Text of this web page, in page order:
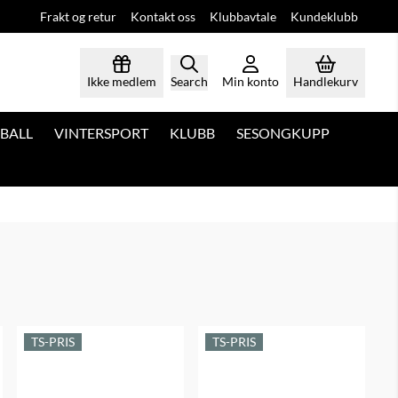
Frakt og retur Kontakt oss Klubbavtale Kundeklubb
Ikke medlem Search Min konto Handlekurv
VINTERSPORT KLUBB SESONGKUPP